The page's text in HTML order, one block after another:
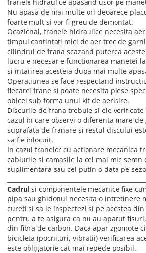
franele hidraulice apasand usor pe
Nu apasa de mai multe ori deoarece
foarte mult si vor fi greu de demontat.
Ocazional, franele hidraulice necesita
timpul cantintati mici de aer trec de
cilindrul de frana scazand puterea
lucru e necesar e functionarea manetei
si intarirea acesteia dupa mai multe
Operatiunea se face respectand
fiecarei frane si poate necesita piese
obicei sub forma unui kit de aerisire.
Discurile de frana trebuie si ele
cazul in care observi o diferenta mare
suprafata de franare si restul discului
sa fie inlocuit.
In cazul franelor cu actionare mecanica
cablurile si camasile la cel mai mic semn
suplimentara sau cel putin o data pe
Cadrul si componentele mecanice fixe
pipa sau ghidonul necesita o intretinere
cureti si sa le inspectezi si pe acestea
pentru a te asigura ca nu au aparut
din fibra de carbon. Daca apar zgomote
bicicleta (pocnituri, vibratii) verificarea
este obligatorie cat mai repede posibil.